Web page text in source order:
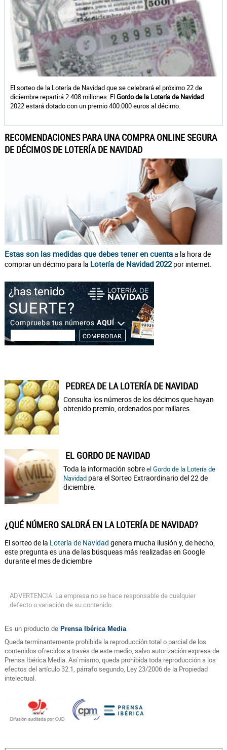
El sorteo de la Lotería de Navidad que se celebrará el próximo 22 de
diciembre repartirá 2.408 millones. ElGordo de la Lotería de Navidad
2022 estará dotado con un premio 400.000 euros al décimo.
RECOMENDACIONES PARA UNA COMPRA ONLINE SEGURA
DE DÉCIMOS DE LOTERÍA DE NAVIDAD
Estas son las medidas que debes tener en cuentaa la hora de
comprar un décimo para la Lotería de Navidad 2022por internet.
PEDREA DE LA LOTERÍA DE NAVIDAD
Consulta los números de los décimos que hayan
obtenido premio, ordenados por millares.
EL GORDO DE NAVIDAD
Toda la información sobreel Gordo de la Lotería de
Navidad para el Sorteo Extraordinario del 22 de
diciembre.
¿QUÉ NÚMERO SALDRÁ EN LA LOTERÍA DE NAVIDAD?
El sorteo de la Lotería de Navidad genera mucha ilusión y, de hecho,
este pregunta es una de las búsqueas más realizadas en Google
durante el mes de diciembre
ADVERTENCIA: La empresa no se hace responsable de cualquier
defecto o variación de su contenido.
Es un producto de Prensa Ibérica Media
Queda terminantemente prohibida la reproducción total o parcial de los
contenidos ofrecidos a través de este medio, salvo autorización expresa de
Prensa Ibérica Media. Así mismo, queda prohibida toda reproducción a los
efectos del artículo 32.1, párrafo segundo, Ley 23/2006 de la Propiedad
intelectual.